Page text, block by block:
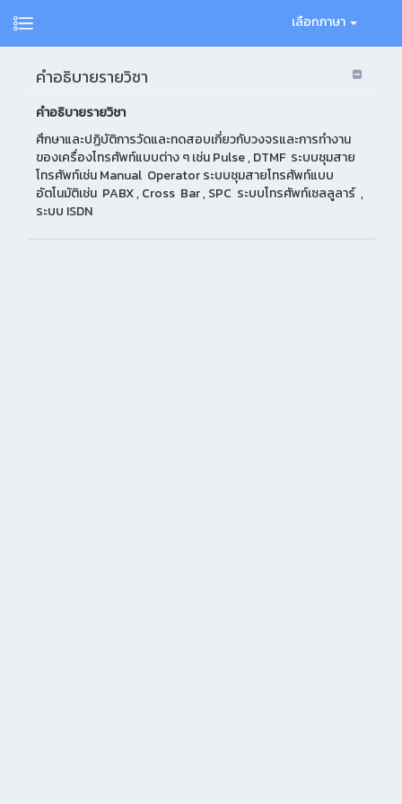
เลือกภาษา
คำอธิบายรายวิชา
คำอธิบายรายวิชา
ศึกษาและปฏิบัติการวัดและทดสอบเกี่ยวกับวงจรและการทำงาน
ของเครื่องโทรศัพท์แบบต่าง ๆ เช่น Pulse , DTMF ระบบชุมสาย
โทรศัพท์เช่น Manual Operator ระบบชุมสายโทรศัพท์แบบ
อัตโนมัติเช่น PABX , Cross Bar , SPC ระบบโทรศัพท์เซลลูลาร์ ,
ระบบ ISDN